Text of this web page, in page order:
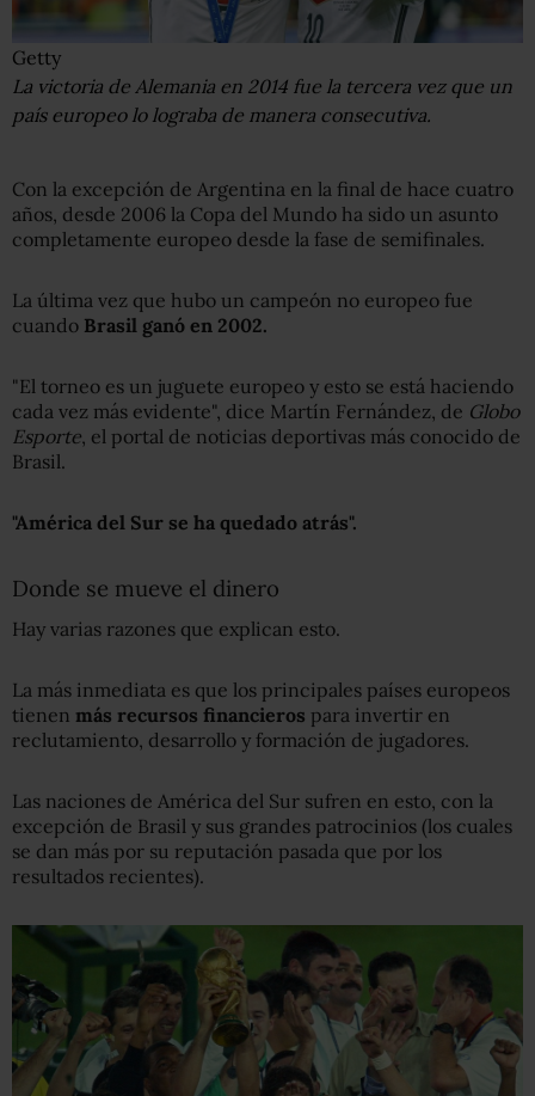
Getty
La victoria de Alemania en 2014 fue la tercera vez que un
país europeo lo lograba de manera consecutiva.
Con la excepción de Argentina en la final de hace cuatro
años, desde 2006 la Copa del Mundo ha sido un asunto
completamente europeo desde la fase de semifinales.
La última vez que hubo un campeón no europeo fue
cuando Brasil ganó en 2002.
"El torneo es un juguete europeo y esto se está haciendo
cada vez más evidente", dice Martín Fernández, de Globo
Esporte, el portal de noticias deportivas más conocido de
Brasil.
"América del Sur se ha quedado atrás".
Donde se mueve el dinero
Hay varias razones que explican esto.
La más inmediata es que los principales países europeos
tienen más recursos financieros para invertir en
reclutamiento, desarrollo y formación de jugadores.
Las naciones de América del Sur sufren en esto, con la
excepción de Brasil y sus grandes patrocinios (los cuales
se dan más por su reputación pasada que por los
resultados recientes).